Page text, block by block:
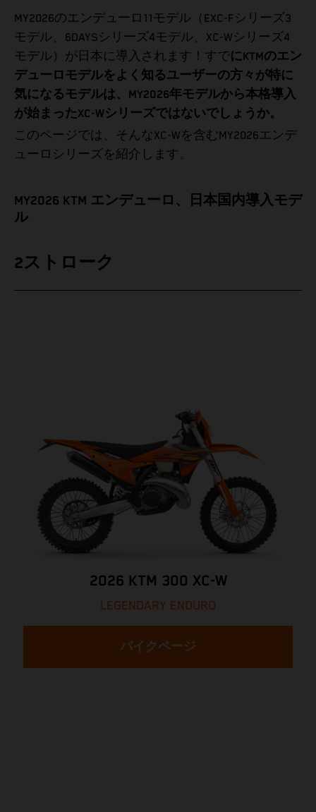
MY2026のエンデューロ11モデル（EXC-Fシリーズ3
モデル、6DAYSシリーズ4モデル、XC-Wシリーズ4
モデル）が日本に導入されます！すでにKTMのエン
デューロモデルをよく知るユーザーの方々が特に
気になるモデルは、MY2026年モデルから本格導入
が始まったXC-Wシリーズではないでしょうか。
このページでは、そんなXC-Wを含むMY2026エンデ
ューロシリーズを紹介します。
MY2026 KTM エンデューロ、日本国内導入モデ
ル
2ストローク
2026 KTM 300 XC-W
LEGENDARY ENDURO
バイクページ